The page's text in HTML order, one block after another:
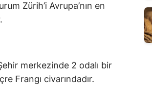
Zürih’i Avrupa’nın en
merkezinde 2 odalı bir
Frangı civarındadır.